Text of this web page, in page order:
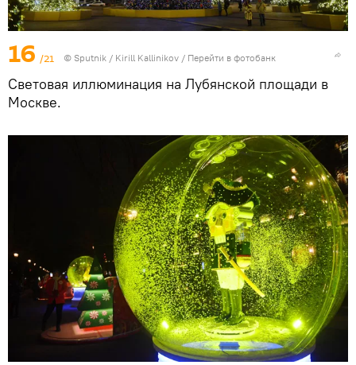
16 /21 © Sputnik / Kirill Kallinikov / Перейти в фотобанк
Световая иллюминация на Лубянской площади в
Москве.